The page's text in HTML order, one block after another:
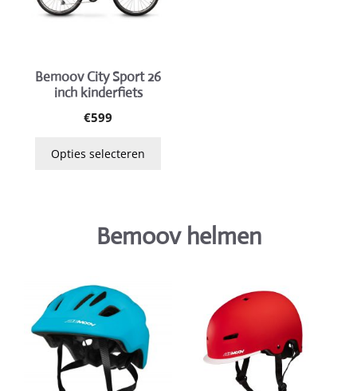
Bemoov City Sport 26
inch kinderfiets
€599
Opties selecteren
Deze
gekozen
worden
productpagina
Bemoov helmen
product
heeft
meerdere
variaties.
product
heeft
meerdere
variaties.